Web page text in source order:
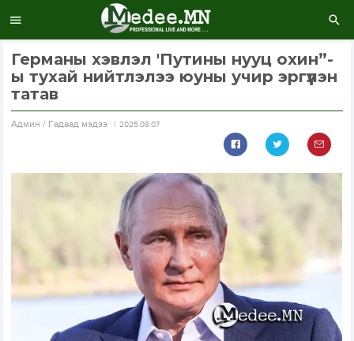
Германы хэвлэл 'Путины нууц охин”-
ы тухай нийтлэлээ юуны учир эргүүлэн
татав
Aдмин / Гадаад мэдээ 2025.08.07